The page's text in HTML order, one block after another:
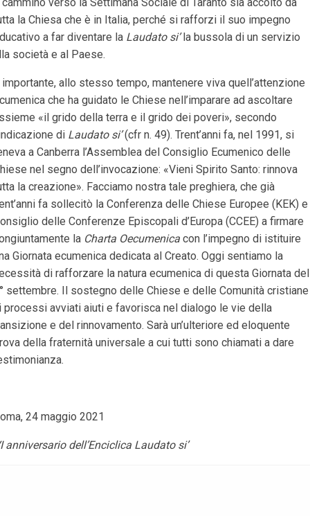
la Chiesa che è in Italia, perché si rafforzi il suo impegno
a far diventare la Laudato si’la bussola di un servizio
società e al Paese.
importante, allo stesso tempo, mantenere viva quell’attenzione
che ha guidato le Chiese nell’imparare ad ascoltare
«il grido della terra e il grido dei poveri», secondo
di Laudato si’(cfr n. 49). Trent’anni fa, nel 1991, si
a Canberra l’Assemblea del Consiglio Ecumenico delle
nel segno dell’invocazione: «Vieni Spirito Santo: rinnova
la creazione». Facciamo nostra tale preghiera, che già
fa sollecitò la Conferenza delle Chiese Europee (KEK)
delle Conferenze Episcopali d’Europa (CCEE) a firmare
la Charta Oecumenica con l’impegno di istituire
Giornata ecumenica dedicata al Creato. Oggi sentiamo la
di rafforzare la natura ecumenica di questa Giornata del
settembre. Il sostegno delle Chiese e delle Comunità cristiane
processi avviati aiuti e favorisca nel dialogo le vie della
e del rinnovamento. Sarà un’ulteriore ed eloquente
della fraternità universale a cui tutti sono chiamati a dare
24 maggio 2021
anniversario dell’Enciclica Laudato si’